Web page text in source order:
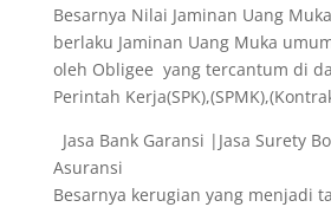
Besarnya Nilai Jaminan Uang
berlaku Jaminan Uang Muka
oleh Obligee yang tercantum di
Perintah
Jasa Bank Garansi |Jasa Surety
Asuransi
Besarnya kerugian yang menjadi